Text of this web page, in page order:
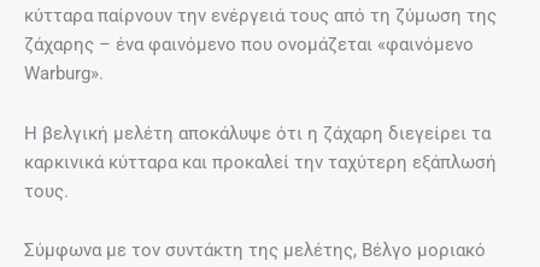
κύτταρα παίρνουν την ενέργειά τους από τη ζύμωση της
ζάχαρης – ένα φαινόμενο που ονομάζεται «φαινόμενο
Warburg».
Η βελγική μελέτη αποκάλυψε ότι η ζάχαρη διεγείρει τα
καρκινικά κύτταρα και προκαλεί την ταχύτερη εξάπλωσή
τους.
Σύμφωνα με τον συντάκτη της μελέτης, Βέλγο μοριακό